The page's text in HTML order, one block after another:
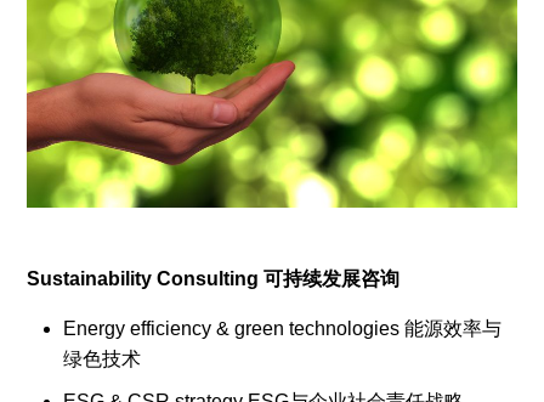
Sustainability Consulting 可持续发展咨询
Energy efficiency & green technologies 能源效率与
绿色技术